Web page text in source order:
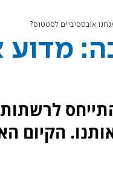
אובססיביים לסטטוס?
מדוע
לרשתות
הקיום